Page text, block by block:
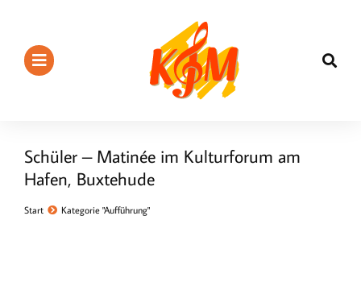
Schüler – Matinée im Kulturforum am
Hafen, Buxtehude
Sie befinden sich hier:
Start Kategorie "Aufführung"